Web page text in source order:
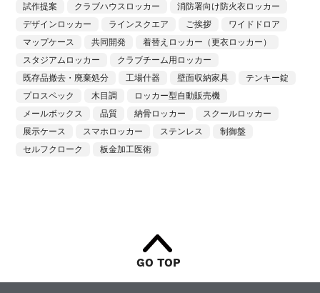
試作提案
クラブハウスロッカー
消防署向け防火衣ロッカー
デザインロッカー
ラインスクエア ご挨拶
ワイドドロア
マップケース
共同開発
着替えロッカー（更衣ロッカー）
スタジアムロッカー
クラブチーム用ロッカー
既存品撤去・廃棄処分
工場什器 壁面収納家具
テンキー錠
プロスペック
木目調
ロッカー型自動販売機
メールボックス
品質 納骨ロッカー
スクールロッカー
展示ケース
スマホロッカー ステンレス
制御盤
セルフクローク
板金加工医術
GO TOP